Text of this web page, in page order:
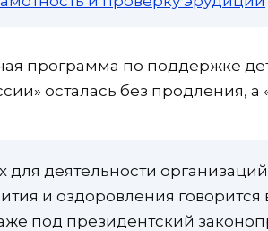
программа по поддержке
осталась без продления,
для деятельности
и оздоровления говорится
под президентский